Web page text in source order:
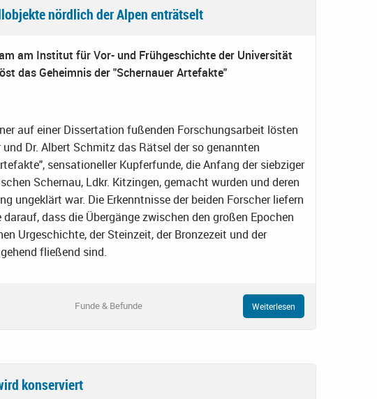
nördlich der Alpen enträtselt
am Institut für Vor- und Frühgeschichte der Universität
das Geheimnis der "Schernauer Artefakte"
auf einer Dissertation fußenden Forschungsarbeit lösten
und Dr. Albert Schmitz das Rätsel der so genannten
sensationeller Kupferfunde, die Anfang der siebziger
Schernau, Ldkr. Kitzingen, gemacht wurden und deren
ungeklärt war. Die Erkenntnisse der beiden Forscher liefern
darauf, dass die Übergänge zwischen den großen Epochen
Urgeschichte, der Steinzeit, der Bronzezeit und der
fließend sind.
Funde & Befunde Weiterlesen
konserviert